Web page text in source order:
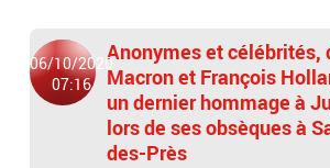
06/10/2020
07:16
Anonymes et célébrités,
Macron et François
un dernier hommage à
lors de ses obsèques à
des-Près